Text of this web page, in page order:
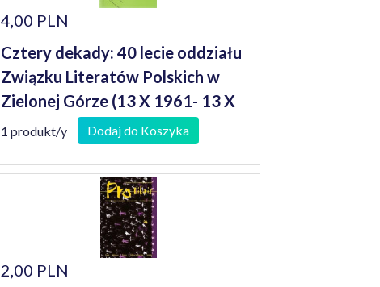
4,00 PLN
Cztery dekady: 40 lecie oddziału
Związku Literatów Polskich w
Zielonej Górze (13 X 1961- 13 X
2001)
1 produkt/y Dodaj do Koszyka
2,00 PLN